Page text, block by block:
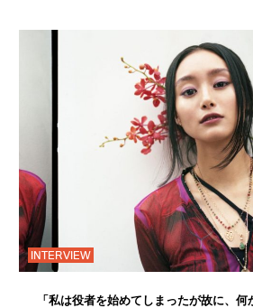
INTERVIEW
「私は役者を始めてしまったが故に、